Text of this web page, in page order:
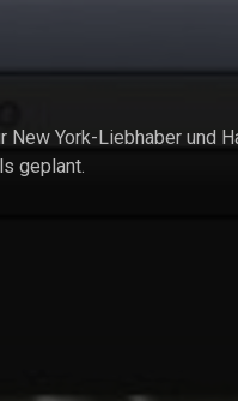
York-Liebhaber und
geplant.